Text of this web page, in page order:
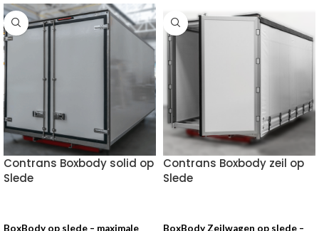
Contrans Boxbody solid op
Slede
BoxBody op slede – maximale
Contrans Boxbody zeil op
Slede
BoxBody Zeilwagen op slede –